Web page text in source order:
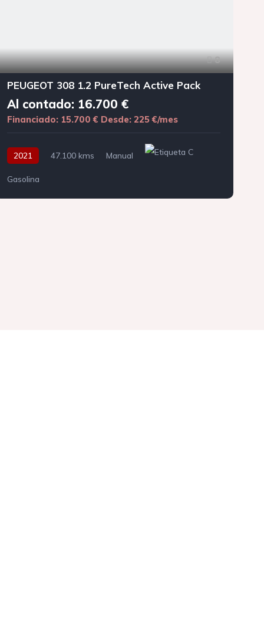
8
PEUGEOT 308 1.2 PureTech Active Pack
Al contado: 16.700 €
Financiado: 15.700 € Desde: 225 €/mes
2021 47.100 kms Manual
Gasolina